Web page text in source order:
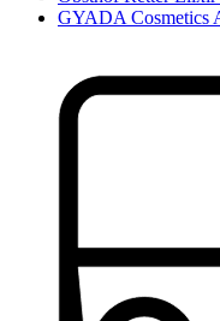
GYADA Cosmetics